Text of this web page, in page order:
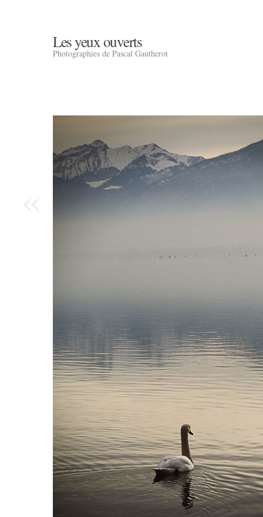
Les yeux ouverts
Photographies de Pascal Gautherot